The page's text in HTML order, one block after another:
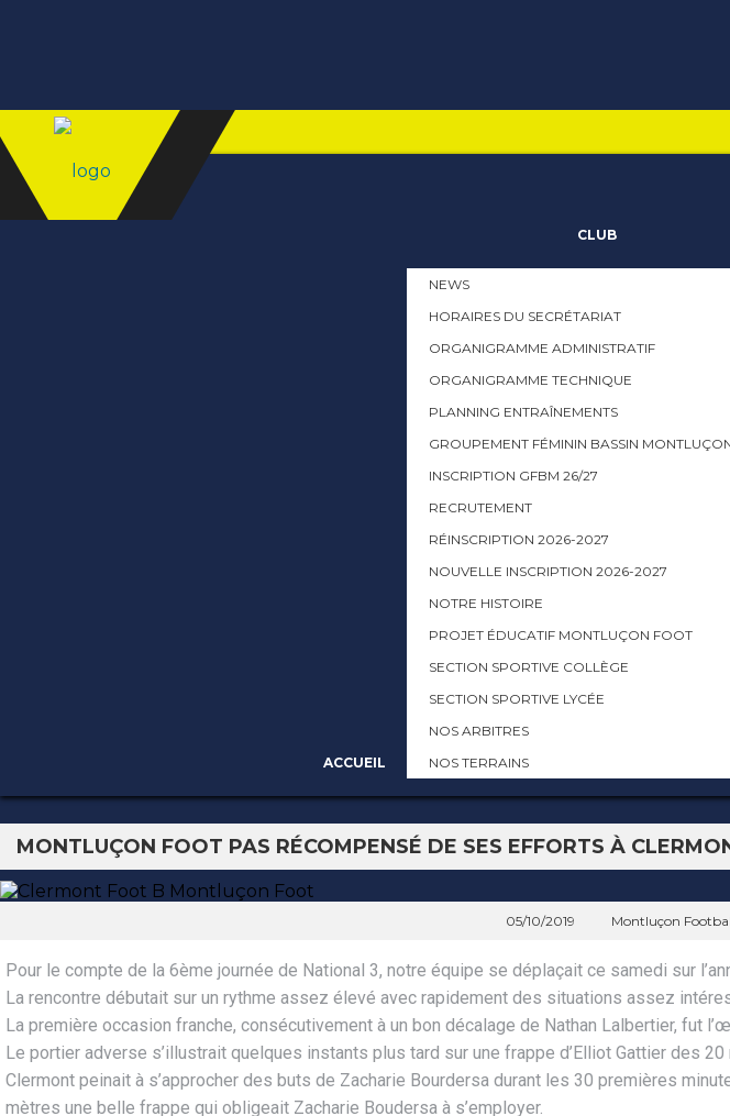
ACCUEIL
CLUB
NEWS
HORAIRES DU SECRÉTARIAT
ORGANIGRAMME ADMINISTRATIF
ORGANIGRAMME TECHNIQUE
PLANNING ENTRAÎNEMENTS
GROUPEMENT FÉMININ BASSIN
INSCRIPTION GFBM 26/27
RECRUTEMENT
RÉINSCRIPTION 2026-2027
NOUVELLE INSCRIPTION 2026-2027
NOTRE HISTOIRE
PROJET ÉDUCATIF MONTLUÇON FOOT
SECTION SPORTIVE COLLÈGE
SECTION SPORTIVE LYCÉE
NOS ARBITRES
NOS TERRAINS
MONTLUÇON FOOT PAS RÉCOMPENSÉ DE SES EFFORTS À
05/10/2019 Montluçon
Pour le compte de la 6ème journée de National 3, notre équipe se déplaçait ce samedi sur
La rencontre débutait sur un rythme assez élevé avec rapidement des situations assez
La première occasion franche, consécutivement à un bon décalage de Nathan Lalbertier, fut
Le portier adverse s’illustrait quelques instants plus tard sur une frappe d’Elliot Gattier des
Clermont peinait à s’approcher des buts de Zacharie Bourdersa durant les 30 premières
mètres une belle frappe qui obligeait Zacharie Boudersa à s’employer.